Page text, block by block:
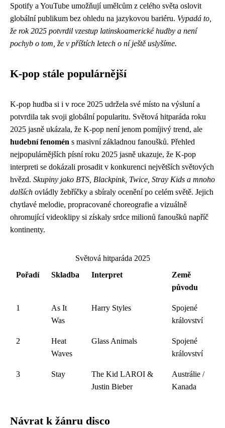
Spotify a YouTube umožňují umělcům z celého světa oslovit
globální publikum bez ohledu na jazykovou bariéru. Vypadá to,
že rok 2025 potvrdil vzestup latinskoamerické hudby a není
pochyb o tom, že v příštích letech o ní ještě uslyšíme.
K-pop stále populárnější
K-pop hudba si i v roce 2025 udržela své místo na výsluní a
potvrdila tak svoji globální popularitu. Světová hitparáda roku
2025 jasně ukázala, že K-pop není jenom pomíjivý trend, ale
hudební fenomén s masivní základnou fanoušků. Přehled
nejpopulárnějších písní roku 2025 jasně ukazuje, že K-pop
interpreti se dokázali prosadit v konkurenci největších světových
hvězd. Skupiny jako BTS, Blackpink, Twice, Stray Kids a mnoho
dalších ovládly žebříčky a sbíraly ocenění po celém světě. Jejich
chytlavé melodie, propracované choreografie a vizuálně
ohromující videoklipy si získaly srdce milionů fanoušků napříč
kontinenty.
Světová hitparáda 2025
Pořadí
Skladba Interpret
Země
původu
1
As It
Was
Harry Styles
Spojené
království
2
Heat
Waves
Glass Animals
Spojené
království
3 Stay
The Kid LAROI &
Justin Bieber
Austrálie /
Kanada
Návrat k žánru disco